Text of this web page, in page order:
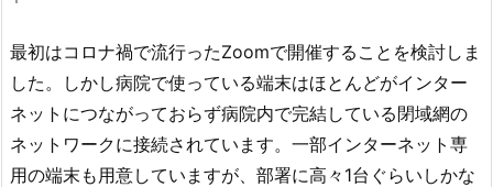
最初はコロナ禍で流行ったZoomで開催することを検討しま
した。しかし病院で使っている端末はほとんどがインター
ネットにつながっておらず病院内で完結している閉域網の
ネットワークに接続されています。一部インターネット専
用の端末も用意していますが、部署に高々1台ぐらいしかな